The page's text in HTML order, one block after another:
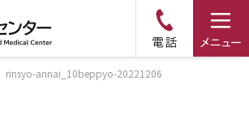
rinsyo-annai_10beppyo-20221206